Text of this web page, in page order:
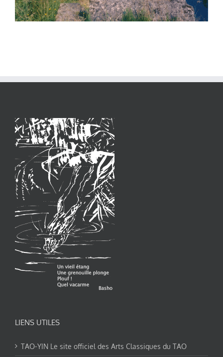
LIENS UTILES
TAO-YIN Le site officiel des Arts Classiques du TAO